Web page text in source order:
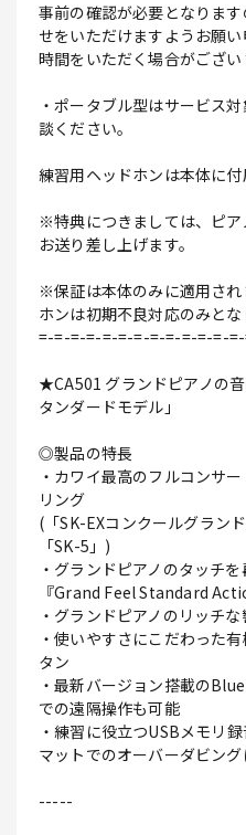
事前の確認が必要となりま
せをいただけますようお願
時間をいただく場合がござい
・ポータブル型はサービス
談ください。
練習用ヘッドホンは本体に
※特典につきましては、ピ
お送り差し上げます。
※保証は本体のみに適用さ
ホンは初期不良対応のみとな
=-=-=-=-=-=-=-=-=-=-=-=-
★CA501 グランドピアノの
タンダードモデル」
◎製品の特長
・カワイ最高のフルコンサ
リング
(「SK-EXコンクールグラン
「SK-5」)
・グランドピアノのタッチ
『Grand Feel Standard
・グランドピアノのリッチ
・使いやすさにこだわった
タン
・最新バージョン搭載の
での遠隔操作も可能
・練習に役立つUSBメモリ
マットでのオーバーダビン
-----